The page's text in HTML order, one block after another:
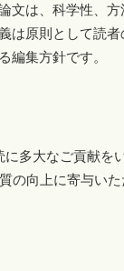
文は、科学性、
は原則として読
編集方針です。
に多大なご貢献を
の向上に寄与い